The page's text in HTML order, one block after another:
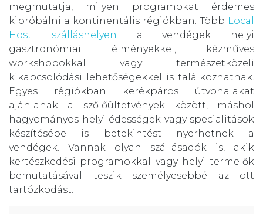
megmutatja, milyen programokat érdemes
kipróbálni a kontinentális régiókban. Több Local
Host szálláshelyen a vendégek helyi
gasztronómiai élményekkel, kézműves
workshopokkal vagy természetközeli
kikapcsolódási lehetőségekkel is találkozhatnak.
Egyes régiókban kerékpáros útvonalakat
ajánlanak a szőlőültetvények között, máshol
hagyományos helyi édességek vagy specialitások
készítésébe is betekintést nyerhetnek a
vendégek. Vannak olyan szállásadók is, akik
kertészkedési programokkal vagy helyi termelők
bemutatásával teszik személyesebbé az ott
tartózkodást.